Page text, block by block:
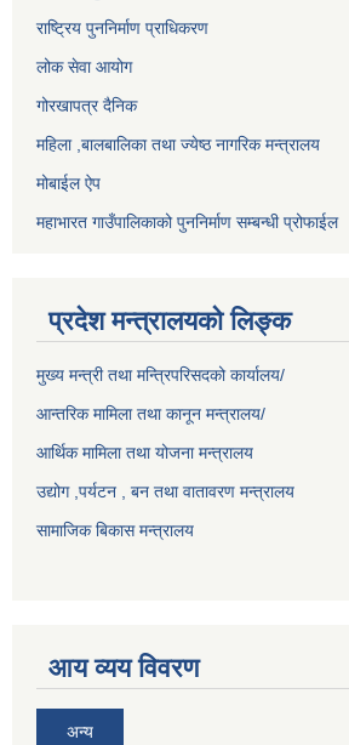
राष्ट्रिय पुननिर्माण प्राधिकरण
लोक सेवा आयोग
गोरखापत्र दैनिक
महिला ,बालबालिका तथा ज्येष्ठ नागरिक मन्त्रालय
मोबाईल ऐप
महाभारत गाउँपालिकाको पुननिर्माण सम्बन्धी प्रोफाईल
प्रदेश मन्त्रालयको लिङ्क
मुख्य मन्त्री तथा मन्त्रिपरिसदको कार्यालय/
आन्तरिक मामिला तथा कानून मन्त्रालय/
आर्थिक मामिला तथा योजना मन्त्रालय
उद्योग ,पर्यटन , बन तथा वातावरण मन्त्रालय
सामाजिक बिकास मन्त्रालय
आय व्यय विवरण
अन्य